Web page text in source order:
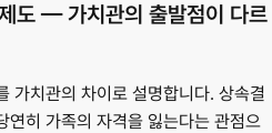
도 — 가치관의 출발점이 다르
가치관의 차이로 설명합니다. 상속결
연히 가족의 자격을 잃는다는 관점으